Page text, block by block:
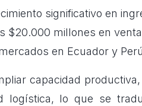
significativo en
$20.000 millones en
en Ecuador y
capacidad
logística, lo que se